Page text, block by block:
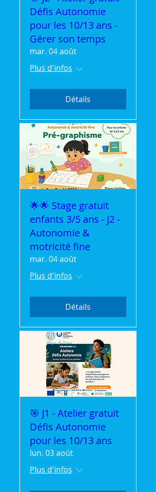
Défis Autonomie
pour les 10/13 ans -
Gérer son temps
mar. 04 août
Plus d'infos
Détails
🌟🌟 Stage gratuit
enfants 3/5 ans - J2 -
Autonomie &
motricité fine
mar. 04 août
Plus d'infos
Détails
🎯 J1 - Atelier gratuit
Défis Autonomie
pour les 10/13 ans
lun. 03 août
Plus d'infos